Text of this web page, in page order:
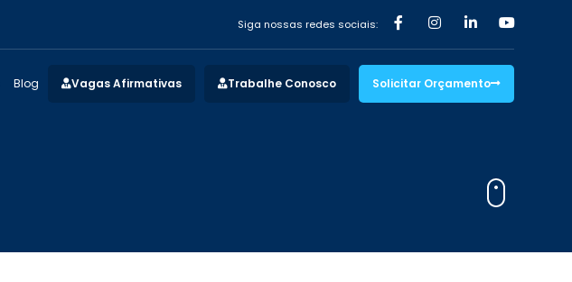
Siga nossas redes sociais:
Blog Vagas Afirmativas Trabalhe Conosco Solicitar Orçamento